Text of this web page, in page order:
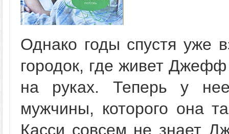
Однако годы спустя уже
городок, где живет
на руках. Теперь у
мужчины, которого она
Касси совсем не знает